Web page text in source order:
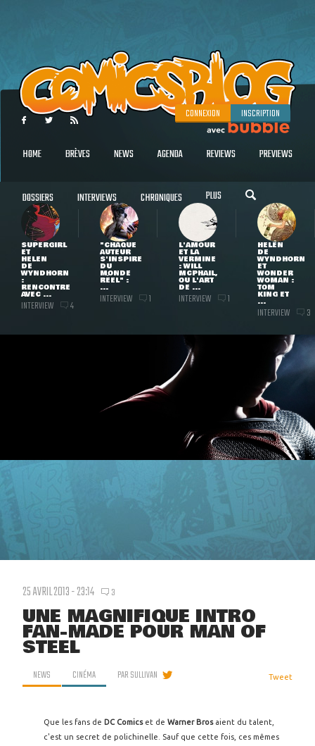
CONNEXION INSCRIPTION
HOME BRÈVES NEWS AGENDA REVIEWS PREVIEWS
DOSSIERS INTERVIEWS CHRONIQUES PLUS
SUPERGIRL
ET
HELEN
DE
WYNDHORN
:
RENCONTRE
AVEC ...
INTERVIEW 4
"CHAQUE
AUTEUR
S'INSPIRE
DU
MONDE
RÉEL" :
...
INTERVIEW 1
L'AMOUR
ET LA
VERMINE
: WILL
MCPHAIL,
OU L'ART
DE ...
INTERVIEW 1
HELEN
DE
WYNDHORN
ET
WONDER
WOMAN :
TOM
KING ET
...
INTERVIEW 3
25 AVRIL 2013 - 23:14 3
UNE MAGNIFIQUE INTRO
FAN-MADE POUR MAN OF
STEEL
NEWS CINÉMA PARSULLIVAN Tweet
Que les fans de DC Comicset de Warner Brosaient du talent,
c'est un secret de polichinelle. Sauf que cette fois, ces mêmes